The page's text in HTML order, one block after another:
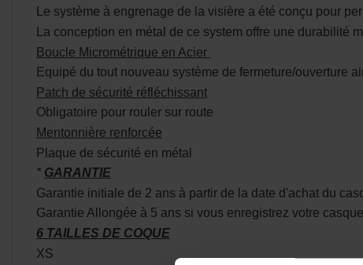
Le système à engrenage de la visière a été conçu pour
La conception en métal de ce system offre une durabilité
Boucle Micrométrique en Acier
Equipé du tout nouveau système de fermeture/ouverture
Patch de sécurité réfléchissant
Obligatoire pour rouler sur route
Mentonnière renforcée
Plaque de sécurité en métal
* GARANTIE
Garantie initiale de 2 ans à partir de la date d'achat du
Garantie Allongée à 5 ans si vous enregistrez votre
6 TAILLES DE COQUE
XS